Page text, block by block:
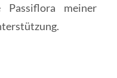
Passiflora meiner